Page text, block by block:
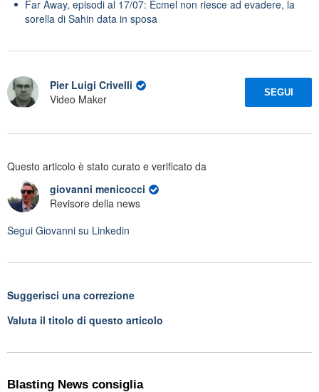
Far Away, episodi al 17/07: Ecmel non riesce ad evadere, la
sorella di Sahin data in sposa
Pier Luigi Crivelli
Video Maker
SEGUI
Questo articolo è stato curato e verificato da
giovanni menicocci
Revisore della news
Segui Giovanni su Linkedin
Suggerisci una correzione
Valuta il titolo di questo articolo
Blasting News consiglia